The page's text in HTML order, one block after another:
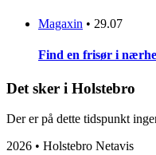
Magaxin • 29.07
Find en frisør i
Det sker i Holstebro
Der er på dette tidspunkt
2026 • Holstebro Netavis